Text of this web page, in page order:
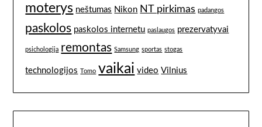
moterys neštumas Nikon NT pirkimas padangos
paskolos paskolos internetu paslaugos prezervatyvai
psichologija remontas Samsung sportas stogas
technologijos Tomo vaikai video Vilnius